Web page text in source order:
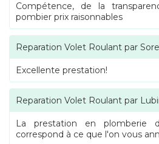
Compétence, de la
pombier prix raisonnables
Reparation Volet Roulant par
Excellente prestation!
Reparation Volet Roulant par
La prestation en plomberie
correspond à ce que l'on vous